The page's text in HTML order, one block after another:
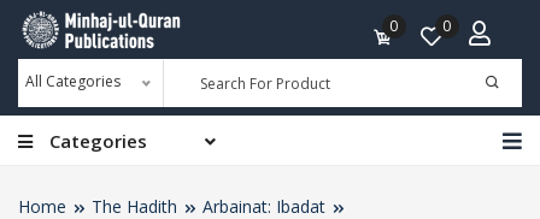
All Categories
0 0
Categories
Home The Hadith
Arbainat: Ibadat